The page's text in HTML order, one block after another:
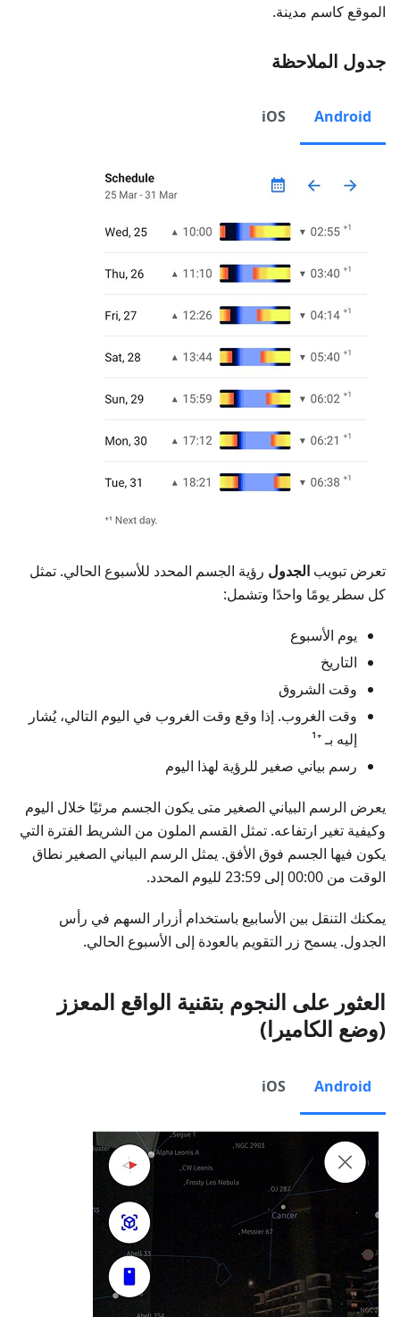
الموقع كاسم مدينة.
جدول الملاحظة
Android
iOS
تعرض تبويب الجدول رؤية الجسم المحدد للأسبوع الحالي. تمثل
كل سطر يومًا واحدًا وتشمل:
يوم الأسبوع
التاريخ
وقت الشروق
وقت الغروب. إذا وقع وقت الغروب في اليوم التالي، يُشار
إليه بـ ⁺¹
رسم بياني صغير للرؤية لهذا اليوم
يعرض الرسم البياني الصغير متى يكون الجسم مرئيًا خلال اليوم
وكيفية تغير ارتفاعه. تمثل القسم الملون من الشريط الفترة التي
يكون فيها الجسم فوق الأفق. يمثل الرسم البياني الصغير نطاق
الوقت من 00:00 إلى 23:59 لليوم المحدد.
يمكنك التنقل بين الأسابيع باستخدام أزرار السهم في رأس
الجدول. يسمح زر التقويم بالعودة إلى الأسبوع الحالي.
العثور على النجوم بتقنية الواقع المعزز
(وضع الكاميرا)
Android
iOS